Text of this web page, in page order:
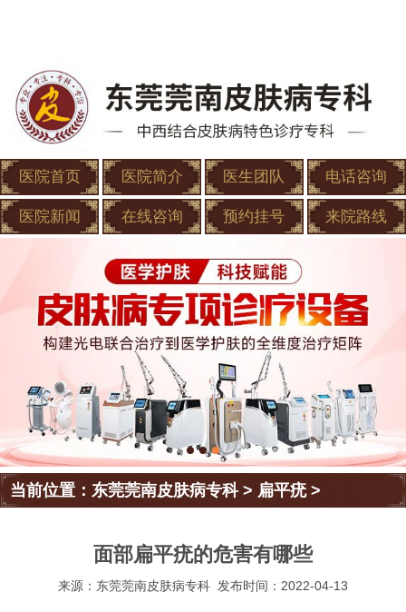
医院首页 医院简介 医生团队 电话咨询
医院新闻 在线咨询 预约挂号 来院路线
当前位置：东莞莞南皮肤病专科> 扁平疣>
面部扁平疣的危害有哪些
来源：东莞莞南皮肤病专科 发布时间：2022-04-13